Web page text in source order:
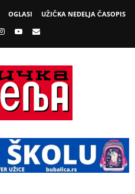
OGLASI UŽIČKA NEDELJA ČASOPIS